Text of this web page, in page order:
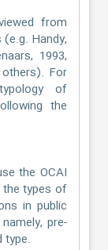
from
Handy,
1993,
For
of
the
the OCAI
types of
in public
pre-
type.